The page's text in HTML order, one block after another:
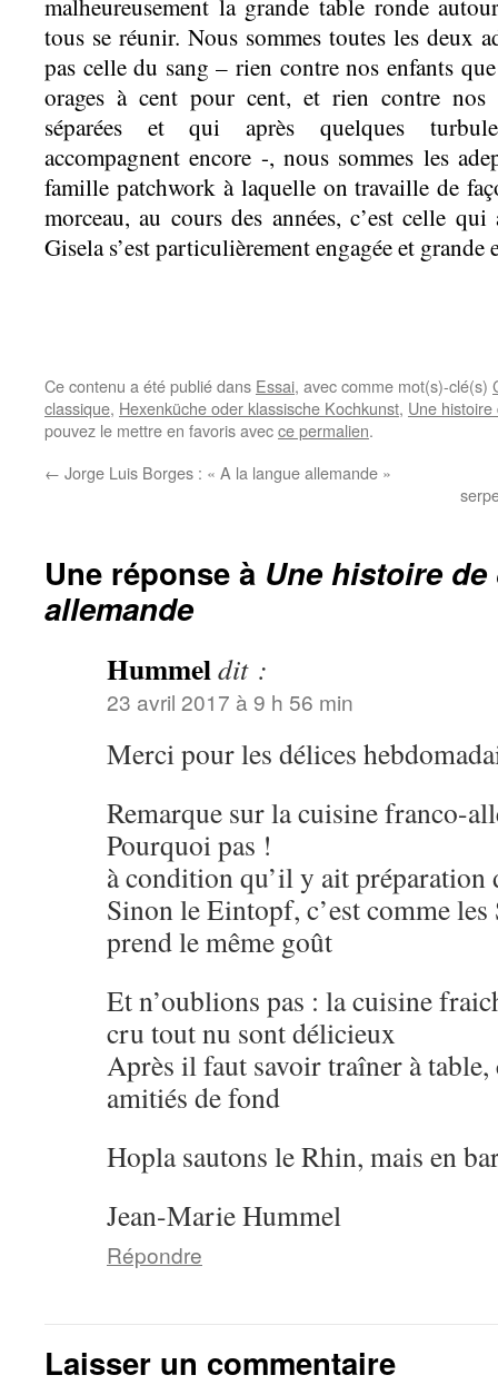
malheureusement la grande table ronde
tous se réunir. Nous sommes toutes les deux
pas celle du sang – rien contre nos enfants
orages à cent pour cent, et rien contre nos
séparées et qui après quelques
accompagnent encore -, nous sommes les
famille patchwork à laquelle on travaille de
morceau, au cours des années, c’est celle
Gisela s’est particulièrement engagée et grande
Ce contenu a été publié dans Essai, avec comme mot(s)-clé(s)
classique, Hexenküche oder klassische Kochkunst, Une
pouvez le mettre en favoris avecce permalien.
← Jorge Luis Borges : « A la langue allemande »
Une réponse à Une histoire
allemande
Hummeldit :
23 avril 2017 à 9 h 56 min
Merci pour les délices
Remarque sur la cuisine franco-
Pourquoi pas !
à condition qu’il y ait préparation
Sinon le Eintopf, c’est comme
prend le même goût
Et n’oublions pas : la cuisine
cru tout nu sont délicieux
Après il faut savoir traîner à table,
amitiés de fond
Hopla sautons le Rhin, mais en
Jean-Marie Hummel
Répondre
Laisser un commentaire